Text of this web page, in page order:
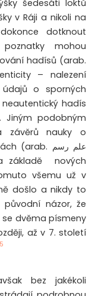
šedesáti loktů
v Ráji a nikoli na
dotknout
mohou
hadísů (arab.
– nalezení
o sporných
hadís
Jiným podobným
závěrů nauky o
(arab. علم رسم
základě nových
všemu už v
došlo a nikdy to
původní názor, že
se dvěma písmeny
až v 7. století
5
bez jakékoli